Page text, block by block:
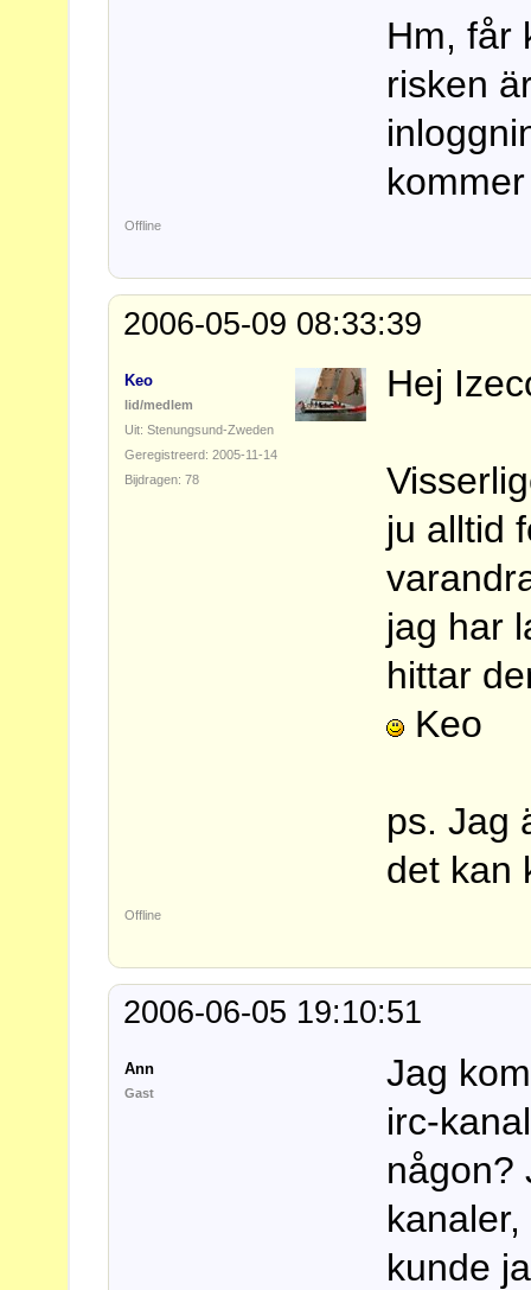
Hm, får
risken
Offline
2006-05-09 08:33:39
Keo
lid/medlem
Uit: Stenungsund-Zweden
Geregistreerd: 2005-11-14
Bijdragen: 78
Hej
ju alltid
jag har
hittar
Keo
ps. Jag
det kan
Offline
2006-06-05 19:10:51
Ann
Gast
Jag
irc-
någon?
kunde